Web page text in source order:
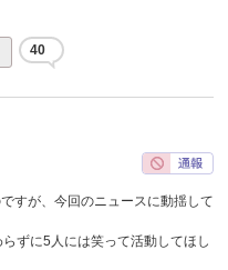
40
すが、今回のニュースに動揺して
ずに5人には笑って活動してほし